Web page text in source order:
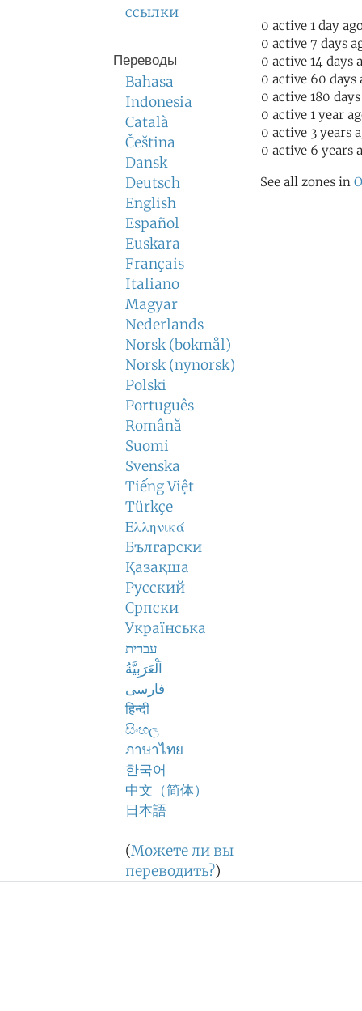
ссылки
Переводы
Bahasa
Indonesia
Català
Čeština
Dansk
Deutsch
English
Español
Euskara
Français
Italiano
Magyar
Nederlands
Norsk (bokmål)
Norsk (nynorsk)
Polski
Português
Română
Suomi
Svenska
Tiếng Việt
Türkçe
Ελληνικά
Български
Қазақша
Русский
Српски
Українська
עברית
اَلْعَرَبِيَّةُ
فارسی
हिन्दी
සිංහල
ภาษาไทย
한국어
中文（简体）
日本語
(Можете ли вы
переводить?)
0 active 1 day
0 active 7 days
0 active 14 days
0 active 60 days
0 active 180
0 active 1 year
0 active 3 years
0 active 6 years
See all zones in